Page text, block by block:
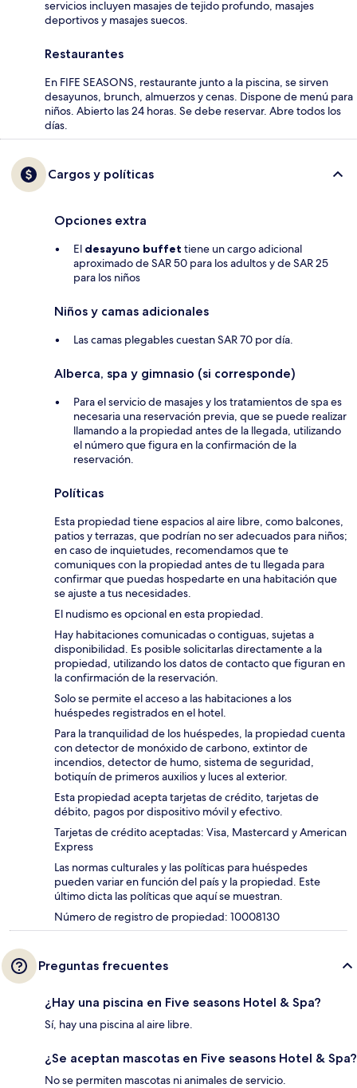
servicios incluyen masajes de tejido profundo, masajes
deportivos y masajes suecos.
Restaurantes
En FIFE SEASONS, restaurante junto a la piscina, se sirven
desayunos, brunch, almuerzos y cenas. Dispone de menú para
niños. Abierto las 24 horas. Se debe reservar. Abre todos los
días.
Cargos y políticas
Opciones extra
El desayuno buffet tiene un cargo adicional
aproximado de SAR 50 para los adultos y de SAR 25
para los niños
Niños y camas adicionales
Las camas plegables cuestan SAR 70 por día.
Alberca, spa y gimnasio (si corresponde)
Para el servicio de masajes y los tratamientos de spa es
necesaria una reservación previa, que se puede realizar
llamando a la propiedad antes de la llegada, utilizando
el número que figura en la confirmación de la
reservación.
Políticas
Esta propiedad tiene espacios al aire libre, como balcones,
patios y terrazas, que podrían no ser adecuados para niños;
en caso de inquietudes, recomendamos que te
comuniques con la propiedad antes de tu llegada para
confirmar que puedas hospedarte en una habitación que
se ajuste a tus necesidades.
El nudismo es opcional en esta propiedad.
Hay habitaciones comunicadas o contiguas, sujetas a
disponibilidad. Es posible solicitarlas directamente a la
propiedad, utilizando los datos de contacto que figuran en
la confirmación de la reservación.
Solo se permite el acceso a las habitaciones a los
huéspedes registrados en el hotel.
Para la tranquilidad de los huéspedes, la propiedad cuenta
con detector de monóxido de carbono, extintor de
incendios, detector de humo, sistema de seguridad,
botiquín de primeros auxilios y luces al exterior.
Esta propiedad acepta tarjetas de crédito, tarjetas de
débito, pagos por dispositivo móvil y efectivo.
Tarjetas de crédito aceptadas: Visa, Mastercard y American
Express
Las normas culturales y las políticas para huéspedes
pueden variar en función del país y la propiedad. Este
último dicta las políticas que aquí se muestran.
Número de registro de propiedad: 10008130
Preguntas frecuentes
¿Hay una piscina en Five seasons Hotel & Spa?
Sí, hay una piscina al aire libre.
¿Se aceptan mascotas en Five seasons Hotel & Spa?
No se permiten mascotas ni animales de servicio.